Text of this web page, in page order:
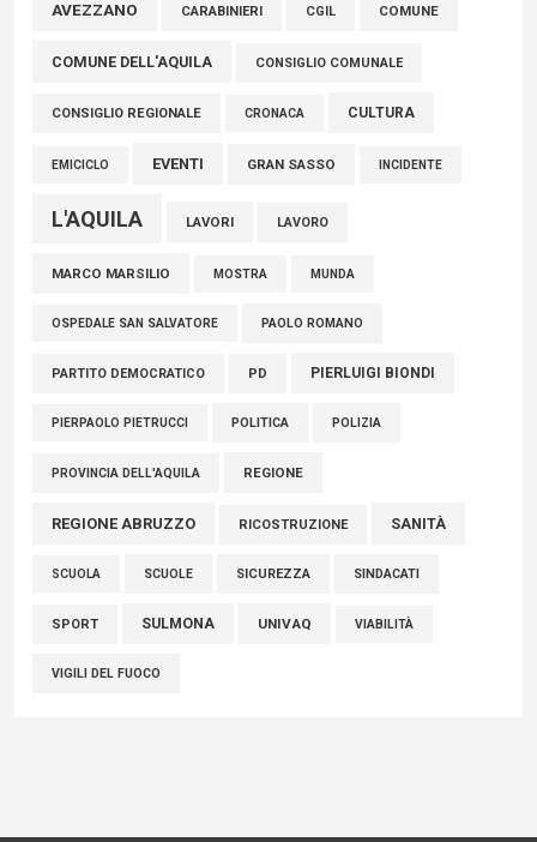
Marcinelle, Verrecchia (FdI): "Un minuto di raccoglimento in
connazionali tra cui molti abruzzesi"
06 Agosto 2026
AVEZZANO CARABINIERI CGIL COMUNE
COMUNE DELL'AQUILA CONSIGLIO COMUNALE
CONSIGLIO REGIONALE CRONACA CULTURA
EMICICLO EVENTI GRAN SASSO INCIDENTE
L'AQUILA LAVORI LAVORO
MARCO MARSILIO MOSTRA MUNDA
OSPEDALE SAN SALVATORE PAOLO ROMANO
PARTITO DEMOCRATICO PD PIERLUIGI BIONDI
PIERPAOLO PIETRUCCI POLITICA POLIZIA
PROVINCIA DELL'AQUILA REGIONE
REGIONE ABRUZZO RICOSTRUZIONE SANITÀ
SCUOLA SCUOLE SICUREZZA SINDACATI
SPORT SULMONA UNIVAQ VIABILITÀ
VIGILI DEL FUOCO